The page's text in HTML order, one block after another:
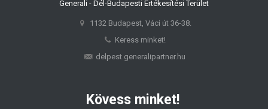
Generali - Dél-Budapesti Értékesítési Terület
1132 Budapest, Váci út 36-38.
Keress minket!
delpest.generalipartner.hu
Kövess minket!